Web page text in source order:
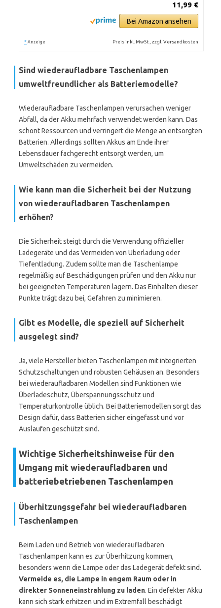
11,99 €
Bei Amazon ansehen
* Anzeige Preis inkl. MwSt., zzgl. Versandkosten
Sind wiederaufladbare Taschenlampen
umweltfreundlicher als Batteriemodelle?
Wiederaufladbare Taschenlampen verursachen weniger
Abfall, da der Akku mehrfach verwendet werden kann. Das
schont Ressourcen und verringert die Menge an entsorgten
Batterien. Allerdings sollten Akkus am Ende ihrer
Lebensdauer fachgerecht entsorgt werden, um
Umweltschäden zu vermeiden.
Wie kann man die Sicherheit bei der Nutzung
von wiederaufladbaren Taschenlampen
erhöhen?
Die Sicherheit steigt durch die Verwendung offizieller
Ladegeräte und das Vermeiden von Überladung oder
Tiefentladung. Zudem sollte man die Taschenlampe
regelmäßig auf Beschädigungen prüfen und den Akku nur
bei geeigneten Temperaturen lagern. Das Einhalten dieser
Punkte trägt dazu bei, Gefahren zu minimieren.
Gibt es Modelle, die speziell auf Sicherheit
ausgelegt sind?
Ja, viele Hersteller bieten Taschenlampen mit integrierten
Schutzschaltungen und robusten Gehäusen an. Besonders
bei wiederaufladbaren Modellen sind Funktionen wie
Überladeschutz, Überspannungsschutz und
Temperaturkontrolle üblich. Bei Batteriemodellen sorgt das
Design dafür, dass Batterien sicher eingefasst und vor
Auslaufen geschützt sind.
Wichtige Sicherheitshinweise für den
Umgang mit wiederaufladbaren und
batteriebetriebenen Taschenlampen
Überhitzungsgefahr bei wiederaufladbaren
Taschenlampen
Beim Laden und Betrieb von wiederaufladbaren
Taschenlampen kann es zur Überhitzung kommen,
besonders wenn die Lampe oder das Ladegerät defekt sind.
Vermeide es, die Lampe in engem Raum oder in
direkter Sonneneinstrahlung zu laden. Ein defekter Akku
kann sich stark erhitzen und im Extremfall beschädigt